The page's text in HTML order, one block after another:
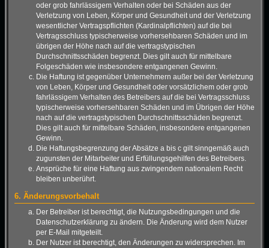
oder grob fahrlässigem Verhalten oder bei Schäden aus der
Verletzung von Leben, Körper und Gesundheit und der Verletzung
wesentlicher Vertragspflichten (Kardinalpflichten) auf die bei
Vertragsschluss typischerweise vorhersehbaren Schäden und im
übrigen der Höhe nach auf die vertragstypischen
Durchschnittsschäden begrenzt. Dies gilt auch für mittelbare
Folgeschäden wie insbesondere entgangenen Gewinn.
Die Haftung ist gegenüber Unternehmern außer bei der Verletzung
von Leben, Körper und Gesundheit oder vorsätzlichem oder grob
fahrlässigem Verhalten des Betreibers auf die bei Vertragsschluss
typischerweise vorhersehbaren Schäden und im Übrigen der Höhe
nach auf die vertragstypischen Durchschnittsschäden begrenzt.
Dies gilt auch für mittelbare Schäden, insbesondere entgangenen
Gewinn.
Die Haftungsbegrenzung der Absätze a bis c gilt sinngemäß auch
zugunsten der Mitarbeiter und Erfüllungsgehilfen des Betreibers.
Ansprüche für eine Haftung aus zwingendem nationalem Recht
bleiben unberührt.
6. Änderungsvorbehalt
Der Betreiber ist berechtigt, die Nutzungsbedingungen und die
Datenschutzerklärung zu ändern. Die Änderung wird dem Nutzer
per E-Mail mitgeteilt.
Der Nutzer ist berechtigt, den Änderungen zu widersprechen. Im